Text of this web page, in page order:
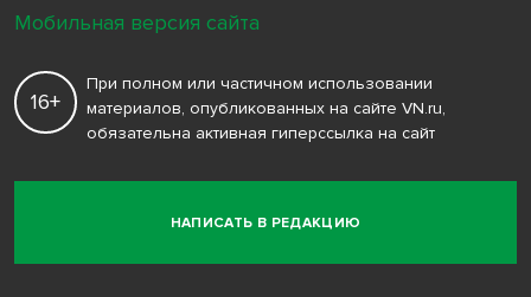
НАПИСАТЬ В РЕДАКЦИЮ
16+
При полном или частичном использовании
материалов, опубликованных на сайте VN.ru,
обязательна активная гиперссылка на сайт
Мобильная версия сайта